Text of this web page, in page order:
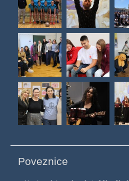
Poveznice